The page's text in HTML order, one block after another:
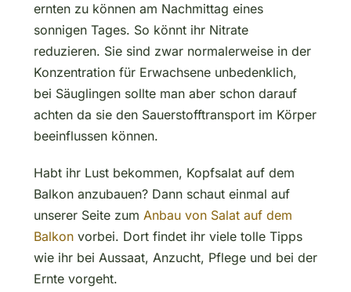
ernten zu können am Nachmittag eines
sonnigen Tages. So könnt ihr Nitrate
reduzieren. Sie sind zwar normalerweise in der
Konzentration für Erwachsene unbedenklich,
bei Säuglingen sollte man aber schon darauf
achten da sie den Sauerstofftransport im Körper
beeinflussen können.
Habt ihr Lust bekommen, Kopfsalat auf dem
Balkon anzubauen? Dann schaut einmal auf
unserer Seite zum Anbau von Salat auf dem
Balkonvorbei. Dort findet ihr viele tolle Tipps
wie ihr bei Aussaat, Anzucht, Pflege und bei der
Ernte vorgeht.